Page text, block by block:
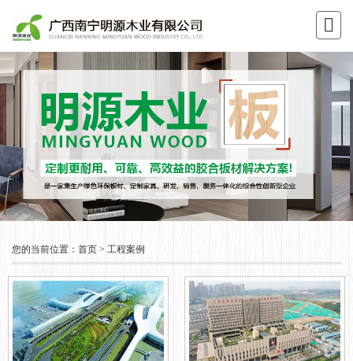
您的当前位置： 首页 > 工程案例